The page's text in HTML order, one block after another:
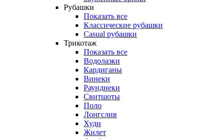
Рубашки
Показать все
Классические рубашки
Casual рубашки
Трикотаж
Показать все
Водолазки
Кардиганы
Винеки
Раунднеки
Свитшоты
Поло
Лонгслив
Худи
Жилет